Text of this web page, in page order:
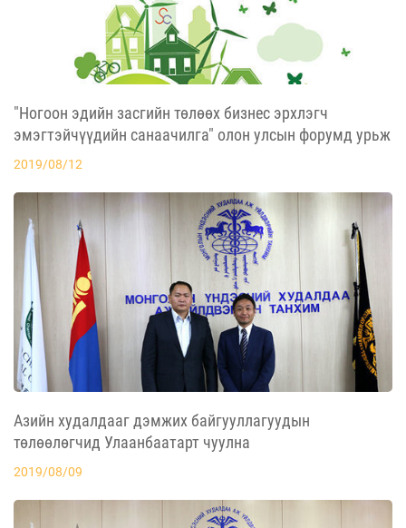
"Ногоон эдийн засгийн төлөөх бизнес эрхлэгч
эмэгтэйчүүдийн санаачилга" олон улсын форумд урьж
байна
2019/08/12
Азийн худалдааг дэмжих байгууллагуудын
төлөөлөгчид Улаанбаатарт чуулна
2019/08/09